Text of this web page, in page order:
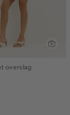
overslag